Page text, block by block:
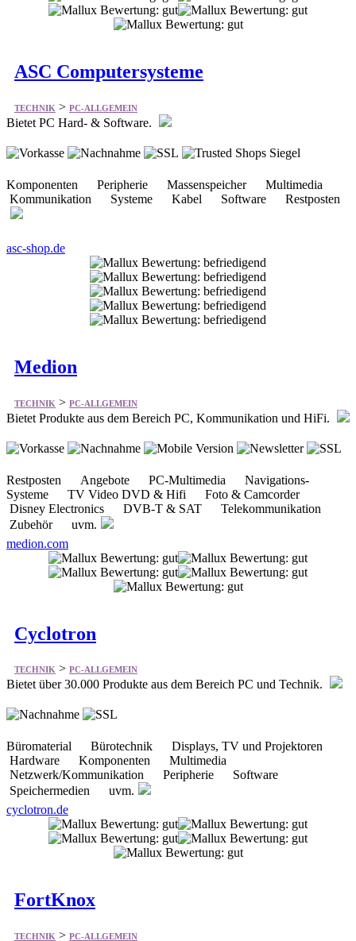
ASC Computersysteme
TECHNIK > PC-ALLGEMEIN
Bietet PC Hard- & Software.
Komponenten Peripherie Massenspeicher Multimedia
Kommunikation Systeme Kabel Software Restposten
asc-shop.de
Medion
TECHNIK > PC-ALLGEMEIN
Bietet Produkte aus dem Bereich PC, Kommunikation und HiFi.
Restposten Angebote PC-Multimedia Navigations-
Systeme TV Video DVD & Hifi Foto & Camcorder
Disney Electronics DVB-T & SAT Telekommunikation
Zubehör uvm.
medion.com
Cyclotron
TECHNIK > PC-ALLGEMEIN
Bietet über 30.000 Produkte aus dem Bereich PC und Technik.
Büromaterial Bürotechnik Displays, TV und Projektoren
Hardware Komponenten Multimedia
Netzwerk/Kommunikation Peripherie Software
Speichermedien uvm.
cyclotron.de
FortKnox
TECHNIK > PC-ALLGEMEIN